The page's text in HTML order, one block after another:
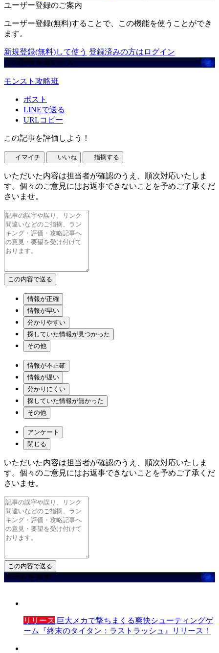
ユーザー登録のご案内
ユーザー登録(無料)することで、この機能を使うことができ
ます。
新規登録(無料)して使う 登録済みの方はログイン
この記事を書いた人
モンスト攻略班
ポスト
LINEで送る
URLコピー
この記事を評価しよう！
イマイチ いいね 指摘する
いただいた内容は担当者が確認のうえ、順次対応いたしま
す。個々のご意見にはお返事できないことを予めご了承くだ
さいませ。
情報が正確
情報が早い
分かりやすい
探していた情報が見つかった
その他
情報が不正確
情報が遅い
分かりにくい
探していた情報が無かった
その他
アンケート
閉じる
いただいた内容は担当者が確認のうえ、順次対応いたしま
す。個々のご意見にはお返事できないことを予めご了承くだ
さいませ。
ゲームを探す
リリース 巨大メカで撃ちまくる爽快シューティングゲ
ーム『終末のタイタン：ラストラッシュ』リリース！